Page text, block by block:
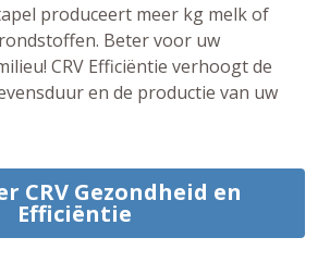
produceert meer kg melk of
Beter voor uw
CRV Efficiëntie verhoogt de
en de productie van uw
CRV Gezondheid en
Efficiëntie